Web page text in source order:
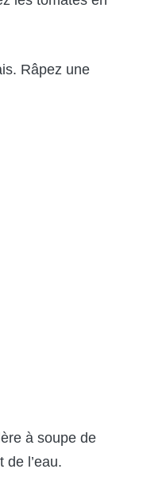
Râpez une
à soupe de
l’eau.